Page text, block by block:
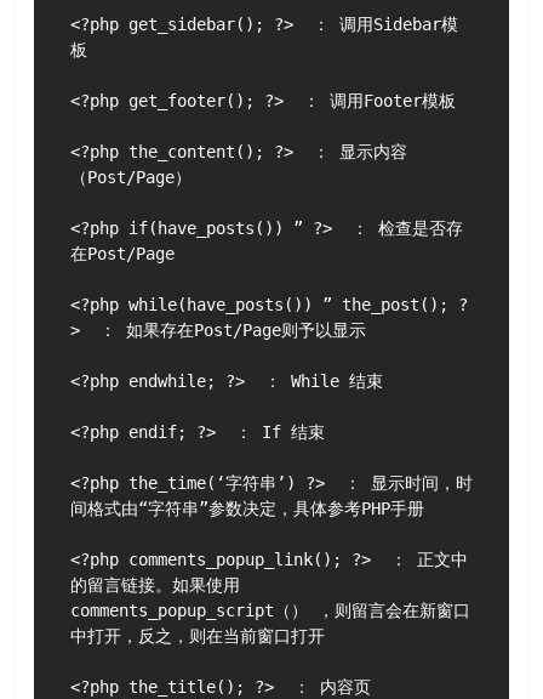
<?php get_sidebar(); ?>  ： 调用Sidebar模
板
<?php get_footer(); ?>  ： 调用Footer模板
<?php the_content(); ?>  ： 显示内容
（Post/Page）
<?php if(have_posts()) ” ?>  ： 检查是否存
在Post/Page
<?php while(have_posts()) ” the_post(); ?
>  ： 如果存在Post/Page则予以显示
<?php endwhile; ?>  ： While 结束
<?php endif; ?>  ： If 结束
<?php the_time(‘字符串’) ?>  ： 显示时间，时
间格式由“字符串”参数决定，具体参考PHP手册
<?php comments_popup_link(); ?>  ： 正文中
的留言链接。如果使用
comments_popup_script（） ，则留言会在新窗口
中打开，反之，则在当前窗口打开
<?php the_title(); ?>  ： 内容页